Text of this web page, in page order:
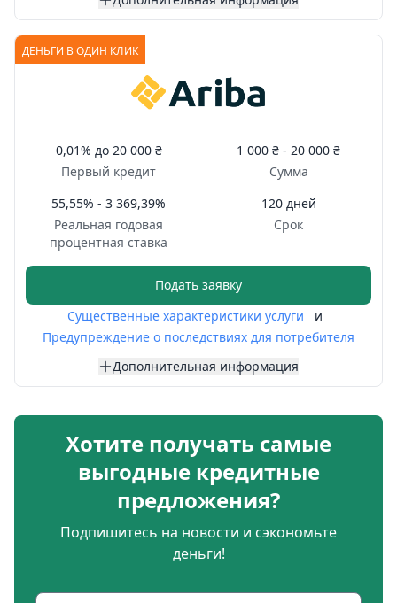
ДЕНЬГИ В ОДИН КЛИК
0,01% до 20 000 ₴
Первый кредит
1 000 ₴ - 20 000 ₴
Сумма
55,55% - 3 369,39%
Реальная годовая
процентная ставка
120 дней
Срок
Подать заявку
Существенные характеристики услуги
и
Предупреждение о последствиях для потребителя
Дополнительная информация
Хотите получать самые
выгодные кредитные
предложения?
Подпишитесь на новости и сэкономьте
деньги!